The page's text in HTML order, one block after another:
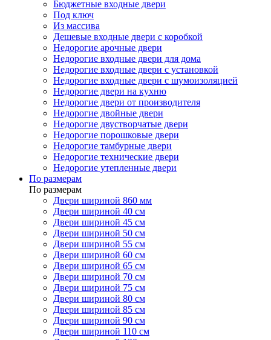
Бюджетные входные двери
Под ключ
Из массива
Дешевые входные двери с коробкой
Недорогие арочные двери
Недорогие входные двери для дома
Недорогие входные двери с установкой
Недорогие входные двери с шумоизоляцией
Недорогие двери на кухню
Недорогие двери от производителя
Недорогие двойные двери
Недорогие двустворчатые двери
Недорогие порошковые двери
Недорогие тамбурные двери
Недорогие технические двери
Недорогие утепленные двери
По размерам
По размерам
Двери шириной 860 мм
Двери шириной 40 см
Двери шириной 45 см
Двери шириной 50 см
Двери шириной 55 см
Двери шириной 60 см
Двери шириной 65 см
Двери шириной 70 см
Двери шириной 75 см
Двери шириной 80 см
Двери шириной 85 см
Двери шириной 90 см
Двери шириной 110 см